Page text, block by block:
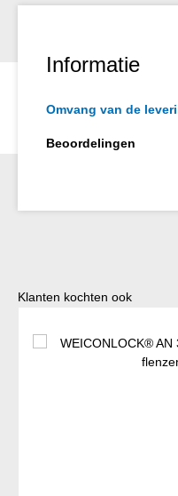
Informatie
Omvang van de
Beoordelingen
Productgalerij overslaan
Klanten kochten ook